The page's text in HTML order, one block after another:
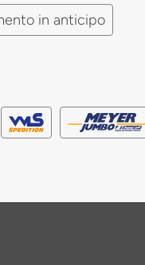
in anticipo